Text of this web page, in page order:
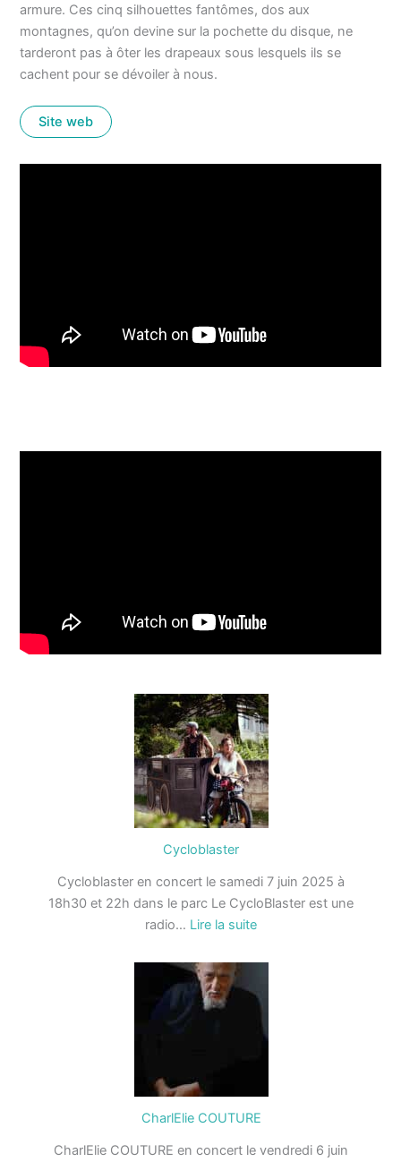
armure. Ces cinq silhouettes fantômes, dos aux
montagnes, qu’on devine sur la pochette du disque, ne
tarderont pas à ôter les drapeaux sous lesquels ils se
cachent pour se dévoiler à nous.
Site web
Cycloblaster
Cycloblaster en concert le samedi 7 juin 2025 à
18h30 et 22h dans le parc Le CycloBlaster est une
radio… Lire la suite:
CharlElie COUTURE
CharlElie COUTURE en concert le vendredi 6 juin